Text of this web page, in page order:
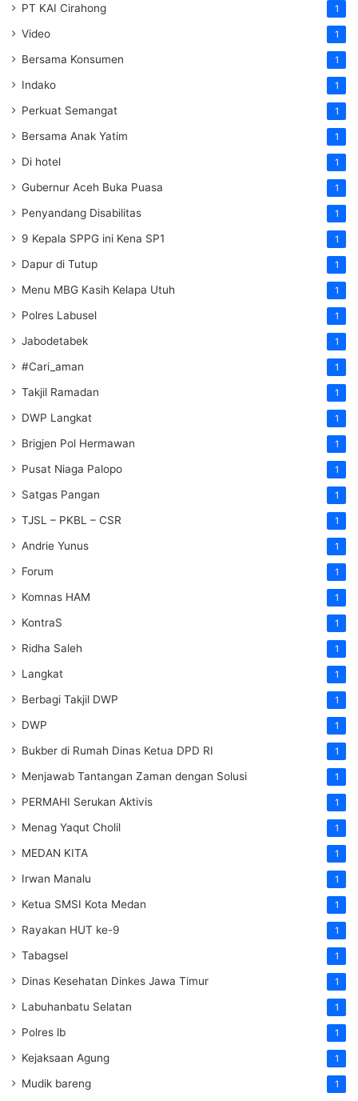
PT KAI Cirahong 1
Video 1
Bersama Konsumen 1
Indako 1
Perkuat Semangat 1
Bersama Anak Yatim 1
Di hotel 1
Gubernur Aceh Buka Puasa 1
Penyandang Disabilitas 1
9 Kepala SPPG ini Kena SP1 1
Dapur di Tutup 1
Menu MBG Kasih Kelapa Utuh 1
Polres Labusel 1
Jabodetabek 1
#Cari_aman 1
Takjil Ramadan 1
DWP Langkat 1
Brigjen Pol Hermawan 1
Pusat Niaga Palopo 1
Satgas Pangan 1
TJSL – PKBL – CSR 1
Andrie Yunus 1
Forum 1
Komnas HAM 1
KontraS 1
Ridha Saleh 1
Langkat 1
Berbagi Takjil DWP 1
DWP 1
Bukber di Rumah Dinas Ketua DPD RI 1
Menjawab Tantangan Zaman dengan Solusi 1
PERMAHI Serukan Aktivis 1
Menag Yaqut Cholil 1
MEDAN KITA 1
Irwan Manalu 1
Ketua SMSI Kota Medan 1
Rayakan HUT ke-9 1
Tabagsel 1
Dinas Kesehatan Dinkes Jawa Timur 1
Labuhanbatu Selatan 1
Polres lb 1
Kejaksaan Agung 1
Mudik bareng 1